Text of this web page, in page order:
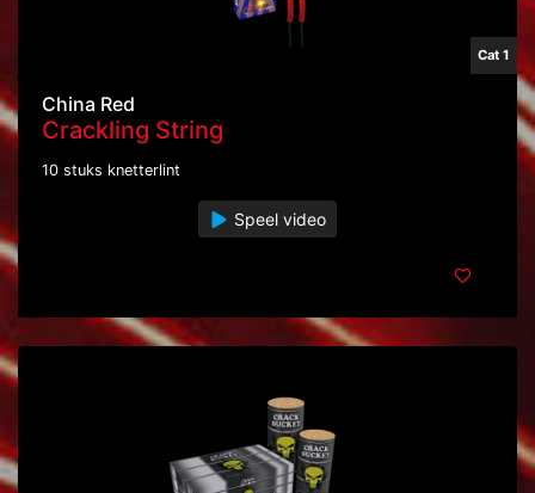
Cat 1
China Red
Crackling String
10 stuks knetterlint
Speel video